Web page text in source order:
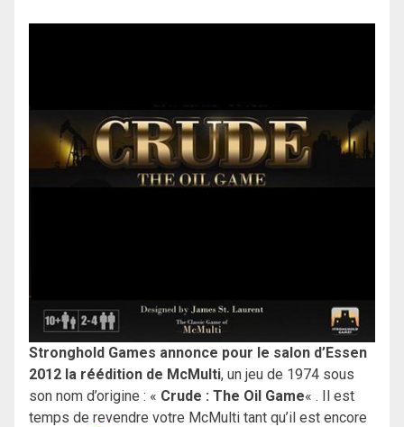
Stronghold Games annonce pour le salon d’Essen
2012 la réédition de McMulti, un jeu de 1974 sous
son nom d’origine : « Crude : The Oil Game« . Il est
temps de revendre votre McMulti tant qu’il est encore